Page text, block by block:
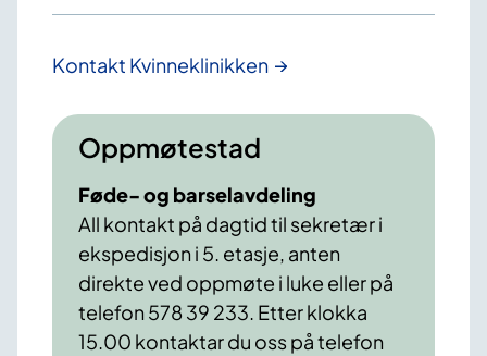
Kontakt Kvinneklinikken
Oppmøtestad
Føde- og barselavdeling
All kontakt på dagtid til sekretær i
ekspedisjon i 5. etasje, anten
direkte ved oppmøte i luke eller på
telefon 578 39 233. Etter klokka
15.00 kontaktar du oss på telefon